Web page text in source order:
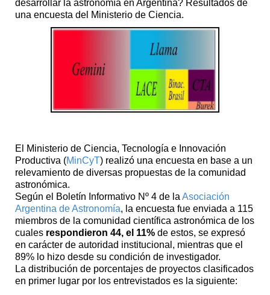
desarrollar la astronomía en Argentina? Resultados de
una encuesta del Ministerio de Ciencia.
El Ministerio de Ciencia, Tecnología e Innovación
Productiva (MinCyT) realizó una encuesta en base a un
relevamiento de diversas propuestas de la comunidad
astronómica.
Según el Boletín Informativo Nº 4 de la Asociación
Argentina de Astronomía, la encuesta fue enviada a 115
miembros de la comunidad científica astronómica de los
cuales respondieron 44, el 11% de estos, se expresó
en carácter de autoridad institucional, mientras que el
89% lo hizo desde su condición de investigador.
La distribución de porcentajes de proyectos clasificados
en primer lugar por los entrevistados es la siguiente: